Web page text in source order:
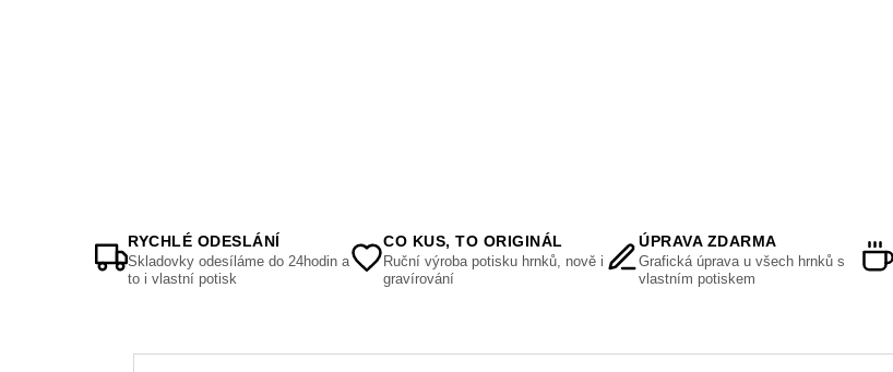
RYCHLÉ ODESLÁNÍ
Skladovky odesíláme do 24hodin a
to i vlastní potisk
CO KUS, TO ORIGINÁL
Ruční výroba potisku hrnků, nově i
gravírování
ÚPRAVA ZDARMA
Grafická úprava u všech hrnků s
vlastním potiskem